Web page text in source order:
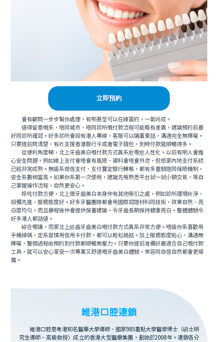
立即預約
會有顧問一步步幫你處理，有啲甚至可以在線簽約，一氣呵成。
值得留意嘅系，唔同城市、唔同診所嘅付款流程可能略有差異，建議預約前最
好同診所確認。好多診所會設有港人專線，客服可以講廣東話，溝通完全無障礙。
只要提前問清楚，有冇支援香港銀行卡或者電子錢包，到時付款就順暢得多。
從便利角度睇，北上牙齒美白嘅付款方式真系愈嚟愈人性化。以前有啲人會擔
心安全問題，例如線上支付會唔會有風險、資料會唔會外泄，但依家內地支付系統
已經非常成熟。無論系微信支付、支付寶定銀行轉賬，都有多重驗證同保險機制，
安全系數相當高。如果你系第一次使用，建議先喺熟悉平台試一試小額交易，等自
己掌握操作流程，自然更安心。
除咗付款方便，北上做牙齒美白本身仲有其他吸引之處，例如診所環境幹淨、
設備先進、服務態度好。好多牙醫團隊都會用國際認證材料同技術，效果自然、亮
白度均勻，而且療程後仲會提供保養建議，令牙齒長期保持健康亮白。整體體驗令
好多港人都話值。
綜合嚟講，而家北上皓齒牙齒美白嘅付款方式真系非常方便。唔論你系喜歡用
手機掃碼，定系習慣用信用卡付款，都可以輕松搞掂。加上服務態度貼心，溝通無
障礙，整個過程由預約到付款都順暢無壓力。只要你提前准備好最適合自己嘅付款
工具，就可以安心享受一次專業又舒適嘅牙齒美白體驗，笑容同自信自然都會更燦
爛。
維港口腔連鎖
維港口腔是粵港知名醫藥大學導師、國家985重點大學醫學博士（碩士研
究生導師、高級教授）成立的香港大型醫療集團，創始於2008年。連鎖各分